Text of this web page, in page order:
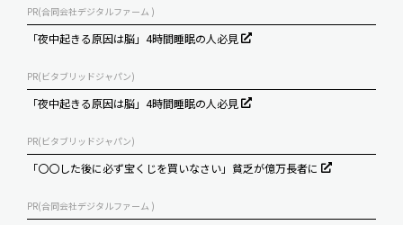
PR(合同会社デジタルファーム )
「夜中起きる原因は脳」4時間睡眠の人必見
PR(ビタブリッドジャパン)
「夜中起きる原因は脳」4時間睡眠の人必見
PR(ビタブリッドジャパン)
「〇〇した後に必ず宝くじを買いなさい」貧乏が億万長者に
PR(合同会社デジタルファーム )